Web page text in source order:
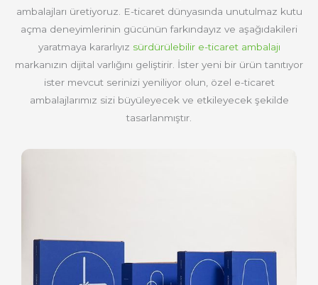
ambalajları üretiyoruz. E-ticaret dünyasında unutulmaz kutu
açma deneyimlerinin gücünün farkındayız ve aşağıdakileri
yaratmaya kararlıyız sürdürülebilir e-ticaret ambalajı
markanızın dijital varlığını geliştirir. İster yeni bir ürün tanıtıyor
ister mevcut serinizi yeniliyor olun, özel e-ticaret
ambalajlarımız sizi büyüleyecek ve etkileyecek şekilde
tasarlanmıştır.